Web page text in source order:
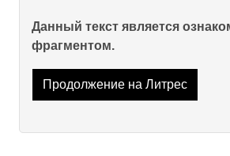
Данный текст является
фрагментом.
Продолжение на Литрес